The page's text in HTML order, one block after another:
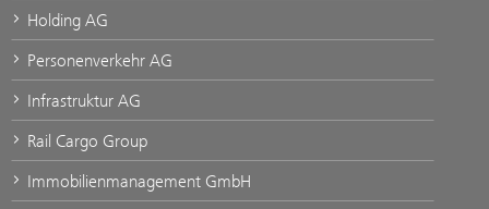
Holding AG
Personenverkehr AG
Infrastruktur AG
Rail Cargo Group
Immobilienmanagement GmbH